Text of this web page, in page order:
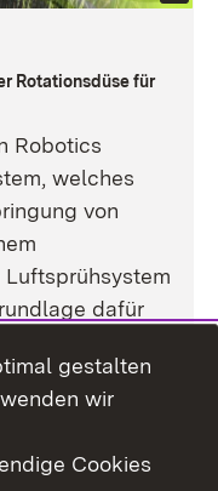
Rotationsdüse für
Robotics
welches
von
dafür
flexibel
mit
Software zur
können
gestalten
wir
Cookies